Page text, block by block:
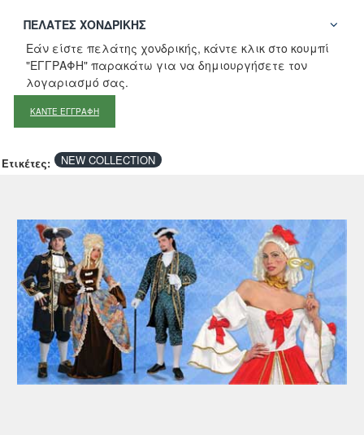
ΠΕΛΆΤΕΣ ΧΟΝΔΡΙΚΉΣ
Εάν είστε πελάτης χονδρικής, κάντε κλικ στο κουμπί
"ΕΓΓΡΑΦΗ" παρακάτω για να δημιουργήσετε τον
λογαριασμό σας.
ΚΑΝΤΕ ΕΓΓΡΑΦΗ
Ετικέτες: NEW COLLECTION